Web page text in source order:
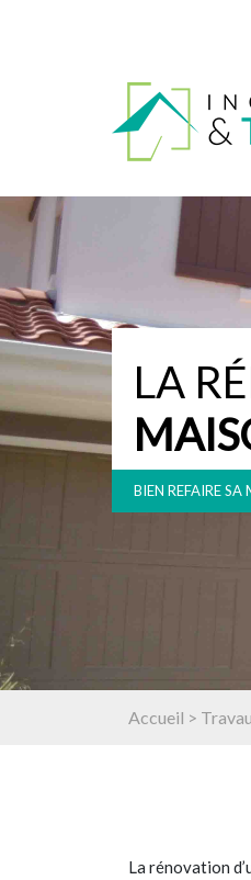
LA
BIEN REFAIRE SA
Accueil >
La rénovation